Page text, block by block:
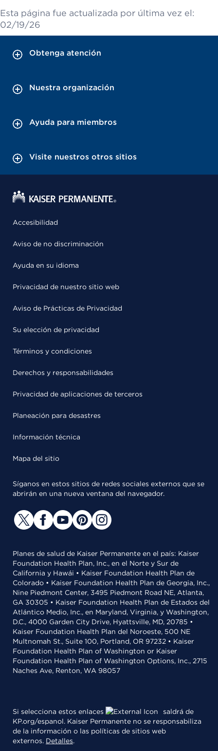
Esta página fue actualizada por última vez el:
02/19/26
Obtenga atención
Nuestra organización
Ayuda para miembros
Visite nuestros otros sitios
Accesibilidad
Aviso de no discriminación
Ayuda en su idioma
Privacidad de nuestro sitio web
Aviso de Prácticas de Privacidad
Su elección de privacidad
Términos y condiciones
Derechos y responsabilidades
Privacidad de aplicaciones de terceros
Planeación para desastres
Información técnica
Mapa del sitio
Síganos en estos sitios de redes sociales externos que se
abrirán en una nueva ventana del navegador.
Planes de salud de Kaiser Permanente en el país: Kaiser
Foundation Health Plan, Inc., en el Norte y Sur de
California y Hawái • Kaiser Foundation Health Plan de
Colorado • Kaiser Foundation Health Plan de Georgia, Inc.,
Nine Piedmont Center, 3495 Piedmont Road NE, Atlanta,
GA 30305 • Kaiser Foundation Health Plan de Estados del
Atlántico Medio, Inc., en Maryland, Virginia, y Washington,
D.C., 4000 Garden City Drive, Hyattsville, MD, 20785 •
Kaiser Foundation Health Plan del Noroeste, 500 NE
Multnomah St., Suite 100, Portland, OR 97232 • Kaiser
Foundation Health Plan of Washington or Kaiser
Foundation Health Plan of Washington Options, Inc., 2715
Naches Ave, Renton, WA 98057
Si selecciona estos enlaces
saldrá de
KP.org/espanol. Kaiser Permanente no se responsabiliza
de la información o las políticas de sitios web
externos. Detalles.